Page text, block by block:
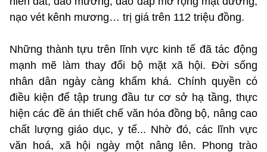
nạo vét kênh mương… trị giá trên 112 triệu đồng.
Những thành tựu trên lĩnh vực kinh tế đã tác động
mạnh mẽ làm thay đổi bộ mặt xã hội. Đời sống
nhân dân ngày càng khấm khá. Chính quyền có
điều kiện để tập trung đầu tư cơ sở hạ tầng, thực
hiện các đề án thiết chế văn hóa đồng bộ, nâng cao
chất lượng giáo dục, y tế... Nhờ đó, các lĩnh vực
văn hoá, xã hội ngày một nâng lên. Phong trào